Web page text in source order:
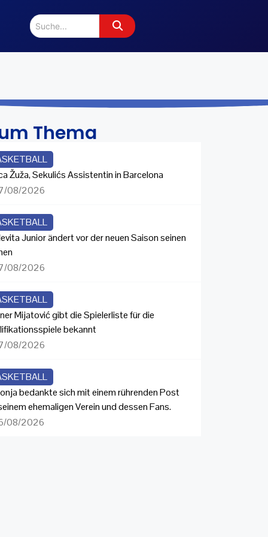
Thema
Žuža, Sekulićs Assistentin in Barcelona
08/2026
Junior ändert vor der neuen Saison seinen
08/2026
Mijatović gibt die Spielerliste für die
bekannt
08/2026
bedankte sich mit einem rührenden Post
ehemaligen Verein und dessen Fans.
08/2026